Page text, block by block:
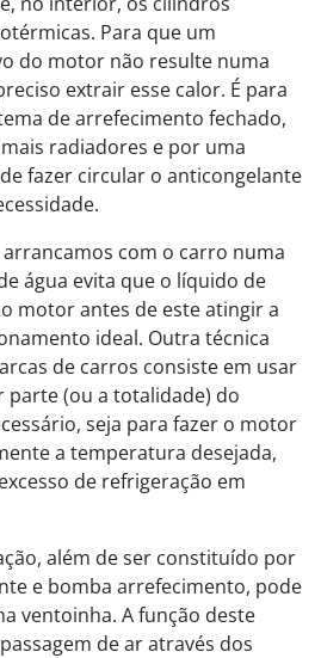
Para que um
do motor não resulte numa
extrair esse calor. É para
de arrefecimento fechado,
radiadores e por uma
fazer circular o anticongelante
com o carro numa
água evita que o líquido de
motor antes de este atingir a
ideal. Outra técnica
de carros consiste em usar
(ou a totalidade) do
seja para fazer o motor
a temperatura desejada,
de refrigeração em
além de ser constituído por
e bomba arrefecimento, pode
ventoinha. A função deste
de ar através dos